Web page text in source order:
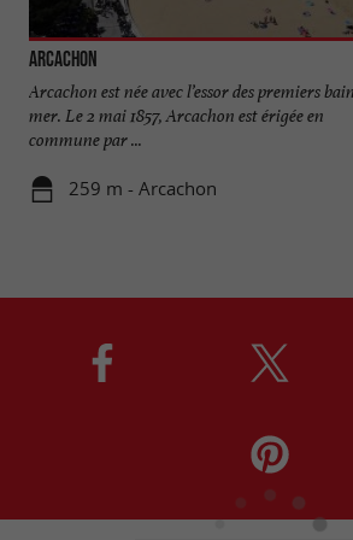
Arcachon
Arcachon est née avec l’essor des premiers
mer. Le 2 mai 1857, Arcachon est érigée en
commune par ...
259 m - Arcachon